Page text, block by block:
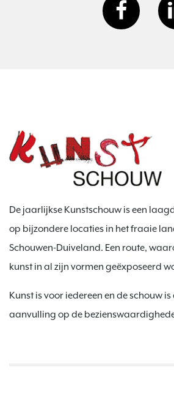
De jaarlijkse Kunstschouw is een
op bijzondere locaties in het fraaie
Schouwen-Duiveland. Een route,
kunst in al zijn vormen geëxposeerd
Kunst is voor iedereen en de schouw is
aanvulling op de